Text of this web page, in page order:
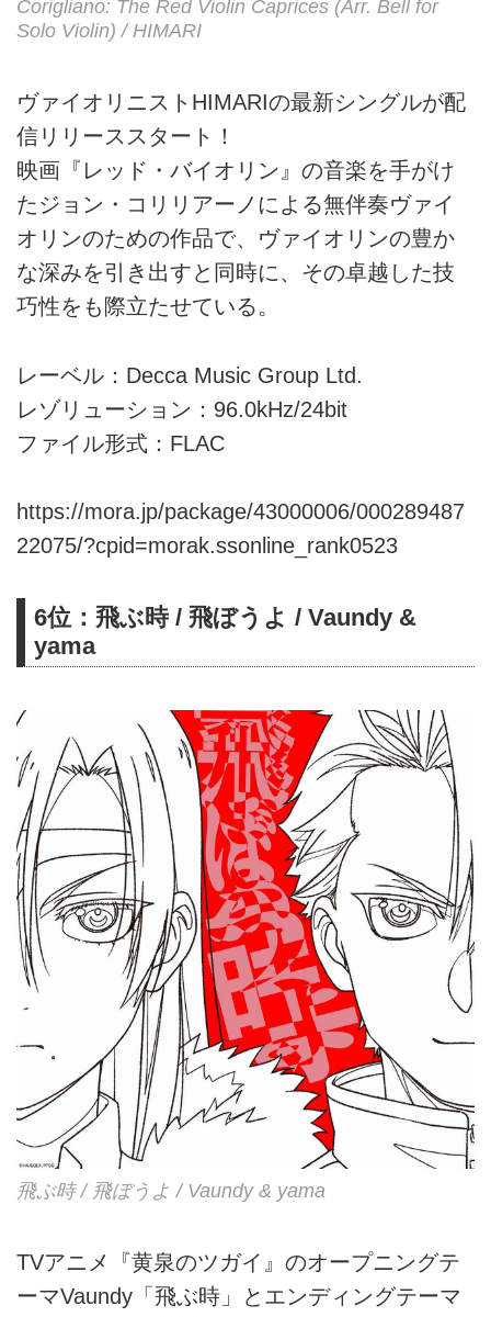
Corigliano: The Red Violin Caprices (Arr. Bell for
Solo Violin) / HIMARI
ヴァイオリニストHIMARIの最新シングルが配
信リリーススタート！
映画『レッド・バイオリン』の音楽を手がけ
たジョン・コリリアーノによる無伴奏ヴァイ
オリンのための作品で、ヴァイオリンの豊か
な深みを引き出すと同時に、その卓越した技
巧性をも際立たせている。
レーベル：Decca Music Group Ltd.
レゾリューション：96.0kHz/24bit
ファイル形式：FLAC
https://mora.jp/package/43000006/000289487
22075/?cpid=morak.ssonline_rank0523
6位：飛ぶ時 / 飛ぼうよ / Vaundy &
yama
飛ぶ時 / 飛ぼうよ / Vaundy & yama
TVアニメ『黄泉のツガイ』のオープニングテ
ーマVaundy「飛ぶ時」とエンディングテーマ